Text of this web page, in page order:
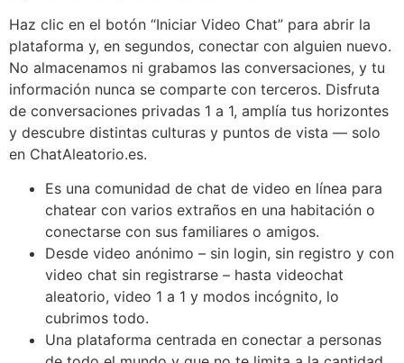
Haz clic en el botón “Iniciar Video Chat” para abrir la
plataforma y, en segundos, conectar con alguien nuevo.
No almacenamos ni grabamos las conversaciones, y tu
información nunca se comparte con terceros. Disfruta
de conversaciones privadas 1 a 1, amplía tus horizontes
y descubre distintas culturas y puntos de vista — solo
en ChatAleatorio.es.
Es una comunidad de chat de video en línea para
chatear con varios extraños en una habitación o
conectarse con sus familiares o amigos.
Desde video anónimo – sin login, sin registro y con
video chat sin registrarse – hasta videochat
aleatorio, video 1 a 1 y modos incógnito, lo
cubrimos todo.
Una plataforma centrada en conectar a personas